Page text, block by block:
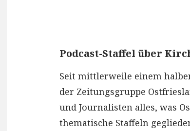
Podcast-Staffel über
Seit mittlerweile einem
der Zeitungsgruppe
und Journalisten alles, was
thematische Staffeln